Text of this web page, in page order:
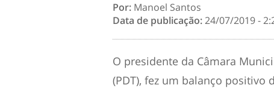
Por: Manoel Santos
Data de publicação:24/07/2019 -
O presidente da Câmara
(PDT), fez um balanço positivo